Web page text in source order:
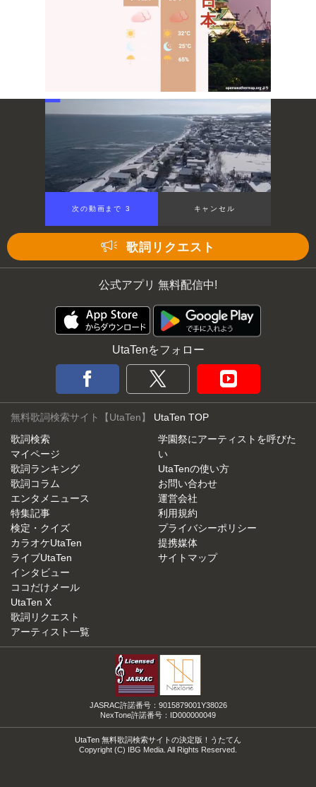
Mute
次の動画まで 3 キャンセル
歌詞リクエスト
公式アプリ 無料配信中!
UtaTenをフォロー
無料歌詞検索サイト【UtaTen】 UtaTen TOP
歌詞検索
マイページ
歌詞ランキング
歌詞コラム
エンタメニュース
特集記事
検定・クイズ
カラオケUtaTen
ライブUtaTen
インタビュー
ココだけメール
UtaTen X
歌詞リクエスト
アーティスト一覧
学園祭にアーティストを呼びた
い
UtaTenの使い方
お問い合わせ
運営会社
利用規約
プライバシーポリシー
提携媒体
サイトマップ
JASRAC許諾番号：9015879001Y38026
NexTone許諾番号：ID000000049
UtaTen 無料歌詞検索サイトの決定版！うたてん
Copyright (C) IBG Media. All Rights Reserved.